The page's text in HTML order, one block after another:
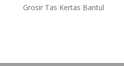
Grosir Tas Kertas Bantul